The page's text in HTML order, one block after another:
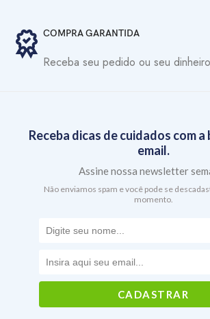
COMPRA GARANTIDA
Receba seu pedido ou seu
Receba dicas de cuidados com a
email.
Assine nossa newsletter
Não enviamos spam e você pode se
momento.